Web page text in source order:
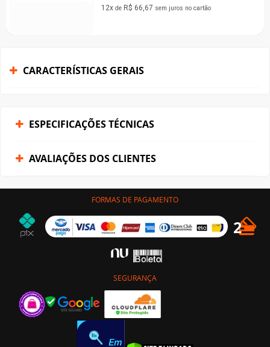
12xdeR$ 66,67sem juros no cartão
CARACTERÍSTICAS GERAIS
ESPECIFICAÇÕES TÉCNICAS
AVALIAÇÕES DOS CLIENTES
FORMAS DE PAGAMENTO
SEGURANÇA